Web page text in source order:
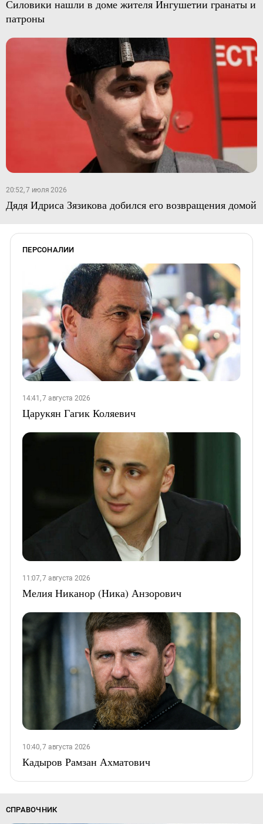
Силовики нашли в доме жителя Ингушетии гранаты и
патроны
20:52, 7 июля 2026
Дядя Идриса Зязикова добился его возвращения домой
ПЕРСОНАЛИИ
14:41, 7 августа 2026
Царукян Гагик Коляевич
11:07, 7 августа 2026
Мелия Никанор (Ника) Анзорович
10:40, 7 августа 2026
Кадыров Рамзан Ахматович
СПРАВОЧНИК